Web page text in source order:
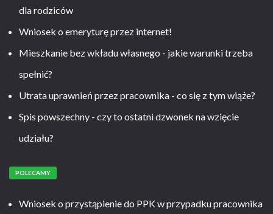
dla rodziców
Wniosek o emeryturę przez internet!
Mieszkanie bez wkładu własnego - jakie warunki trzeba
spełnić?
Utrata uprawnień przez pracownika - co się z tym wiąże?
Spis powszechny - czy to ostatni dzwonek na wzięcie
udziału?
POLECAMY
Wniosek o przystąpienie do PPK w przypadku pracownika